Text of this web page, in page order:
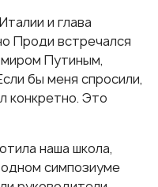
Италии и глава
Проди встречался
Путиным,
бы меня спросили,
конкретно. Это
наша школа,
симпозиуме